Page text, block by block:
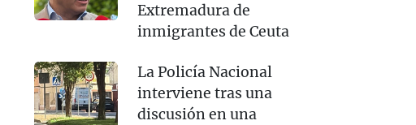
Extremadura de
inmigrantes de Ceuta
La Policía Nacional
interviene tras una
discusión en una